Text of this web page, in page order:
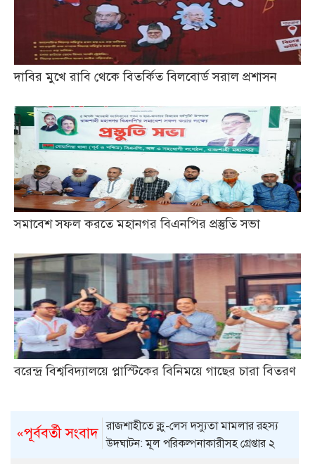
দাবির মুখে রাবি থেকে বিতর্কিত বিলবোর্ড সরাল প্রশাসন
সমাবেশ সফল করতে মহানগর বিএনপির প্রস্তুতি সভা
বরেন্দ্র বিশ্ববিদ্যালয়ে প্লাস্টিকের বিনিময়ে গাছের চারা বিতরণ
«পূর্ববর্তী সংবাদ রাজশাহীতে ক্লু-লেস দস্যুতা মামলার রহস্য
উদঘাটন: মূল পরিকল্পনাকারীসহ গ্রেপ্তার ২